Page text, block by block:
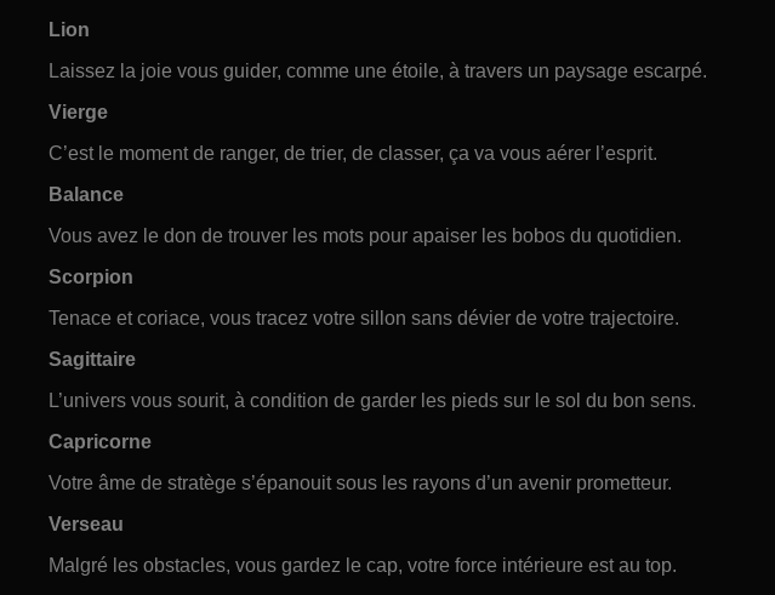
Lion
Laissez la joie vous guider, comme une étoile, à travers un paysage escarpé.
Vierge
C’est le moment de ranger, de trier, de classer, ça va vous aérer l’esprit.
Balance
Vous avez le don de trouver les mots pour apaiser les bobos du quotidien.
Scorpion
Tenace et coriace, vous tracez votre sillon sans dévier de votre trajectoire.
Sagittaire
L’univers vous sourit, à condition de garder les pieds sur le sol du bon sens.
Capricorne
Votre âme de stratège s’épanouit sous les rayons d’un avenir prometteur.
Verseau
Malgré les obstacles, vous gardez le cap, votre force intérieure est au top.